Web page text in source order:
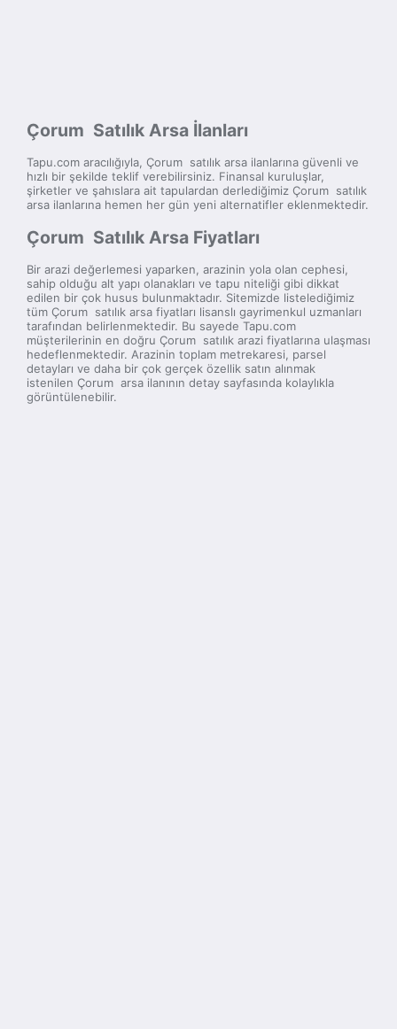
Çorum Satılık Arsa İlanları
Tapu.com aracılığıyla, Çorum satılık arsa ilanlarına güvenli ve
hızlı bir şekilde teklif verebilirsiniz. Finansal kuruluşlar,
şirketler ve şahıslara ait tapulardan derlediğimiz Çorum satılık
arsa ilanlarına hemen her gün yeni alternatifler eklenmektedir.
Çorum Satılık Arsa Fiyatları
Bir arazi değerlemesi yaparken, arazinin yola olan cephesi,
sahip olduğu alt yapı olanakları ve tapu niteliği gibi dikkat
edilen bir çok husus bulunmaktadır. Sitemizde listelediğimiz
tüm Çorum satılık arsa fiyatları lisanslı gayrimenkul uzmanları
tarafından belirlenmektedir. Bu sayede Tapu.com
müşterilerinin en doğru Çorum satılık arazi fiyatlarına ulaşması
hedeflenmektedir. Arazinin toplam metrekaresi, parsel
detayları ve daha bir çok gerçek özellik satın alınmak
istenilen Çorum arsa ilanının detay sayfasında kolaylıkla
görüntülenebilir.